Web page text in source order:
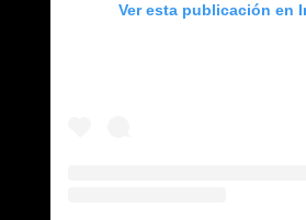
Ver esta publicación en